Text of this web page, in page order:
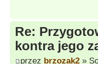
Re:
kontra jego
przez brzozak2 »